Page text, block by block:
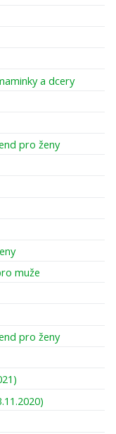
a dcery
pro ženy
muže
pro ženy